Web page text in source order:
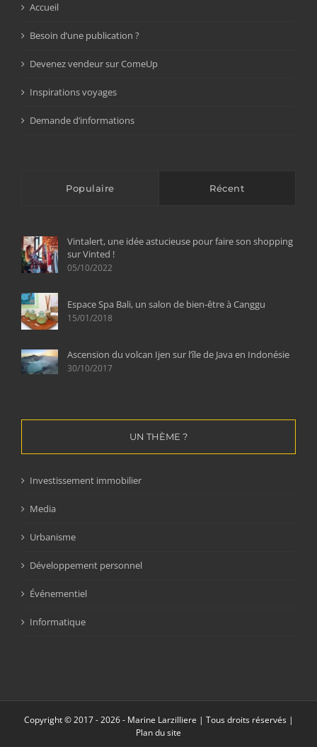
Accueil
Besoin d’une publication ?
Devenez vendeur sur ComeUp
Inspirations voyages
Demande d’informations
Populaire Récent
Vintalert, une idée astucieuse pour faire son shopping
sur Vinted !
05/10/2022
Espace Spa Bali, un salon de bien-être à Canggu
15/01/2018
Ascension du volcan Ijen sur l’île de Java en Indonésie
30/10/2017
UN THÈME ?
Investissement immobilier
Media
Urbanisme
Développement personnel
Événementiel
Informatique
Copyright © 2017 -2026 - Marine Larzilliere | Tous droits réservés |
Plan du site